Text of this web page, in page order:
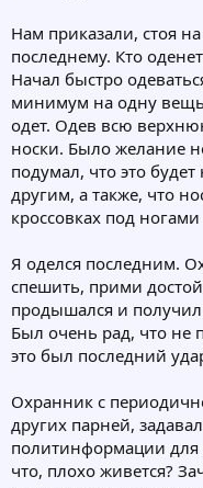
Нам приказали, стоя
последнему. Кто
Начал быстро
минимум на одну вещь
одет. Одев всю
носки. Было желание
подумал, что это
другим, а также, что
кроссовках под
Я оделся последним.
спешить, прими
продышался и
Был очень рад, что не
это был последний
Охранник с
других парней,
политинформации для
что, плохо живется?